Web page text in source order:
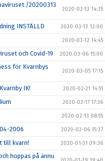
/20200313
2020-03-13 14:35
INSTÄLLD 2020-03-13 12:00
2020-03-12 14:45
och Covid-19 2020-03-06 15:00
för Kvarnbys
2020-03-05 17:15
IK! 2020-02-21 14:51
2020-02-17 17:36
2020-02-13 08:55
2006 2020-02-06 15:37
till kvarn! 2020-01-31 09:36
hoppas på ännu